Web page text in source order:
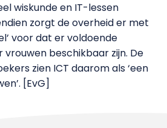
wiskunde en IT-lessen
zorgt de overheid er met
voor dat er voldoende
beschikbaar zijn. De
zien ICT daarom als ‘een
[EvG]